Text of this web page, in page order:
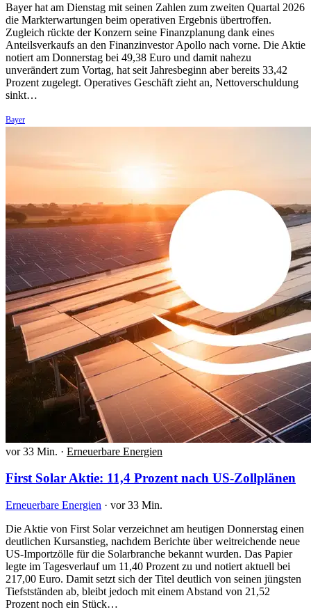
Bayer hat am Dienstag mit seinen Zahlen zum zweiten Quartal 2026
die Markterwartungen beim operativen Ergebnis übertroffen.
Zugleich rückte der Konzern seine Finanzplanung dank eines
Anteilsverkaufs an den Finanzinvestor Apollo nach vorne. Die Aktie
notiert am Donnerstag bei 49,38 Euro und damit nahezu
unverändert zum Vortag, hat seit Jahresbeginn aber bereits 33,42
Prozent zugelegt. Operatives Geschäft zieht an, Nettoverschuldung
sinkt…
Bayer
vor 33 Min. · Erneuerbare Energien
First Solar Aktie: 11,4 Prozent nach US-Zollplänen
Erneuerbare Energien · vor 33 Min.
Die Aktie von First Solar verzeichnet am heutigen Donnerstag einen
deutlichen Kursanstieg, nachdem Berichte über weitreichende neue
US-Importzölle für die Solarbranche bekannt wurden. Das Papier
legte im Tagesverlauf um 11,40 Prozent zu und notiert aktuell bei
217,00 Euro. Damit setzt sich der Titel deutlich von seinen jüngsten
Tiefstständen ab, bleibt jedoch mit einem Abstand von 21,52
Prozent noch ein Stück…